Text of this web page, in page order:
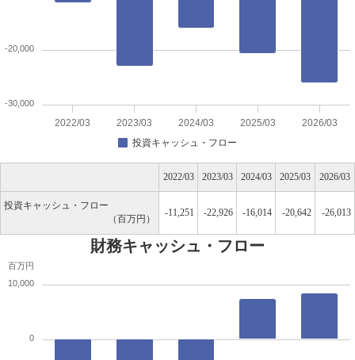
2022/03 2023/03 2024/03 2025/03 2026/03
-30,000
-20,000
投資キャッシュ・フロー
2022/03 2023/03 2024/03 2025/03 2026/03
投資キャッシュ・フロー
百万円
-11,251 -22,926 -16,014 -20,642 -26,013
財務キャッシュ・フロー
百万円
0
10,000